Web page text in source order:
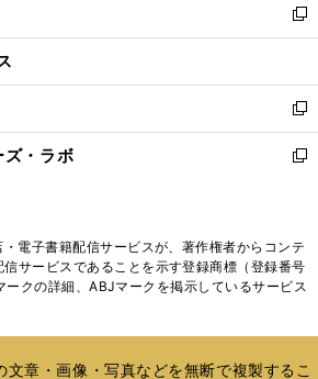
く
で
開
ド
ウ
開
く
ィ
ン
ウ
で
開
く
い
ウ
ン
ド
ウ
で
新
し
ウ
ィ
ン
ド
く
新
し
い
ド
ウ
で
ズ・ラボ
新
ィ
ン
ド
開
電子書籍配信サービスが、著作権者からコンテ
サービスであることを示す登録商標（登録番号
クの詳細、ABJマークを掲示しているサービス
文章・画像・写真などを無断で複製するこ